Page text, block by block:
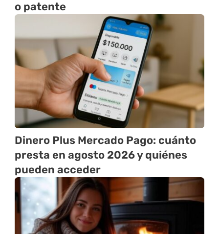
o patente
Dinero Plus Mercado Pago: cuánto
presta en agosto 2026 y quiénes
pueden acceder